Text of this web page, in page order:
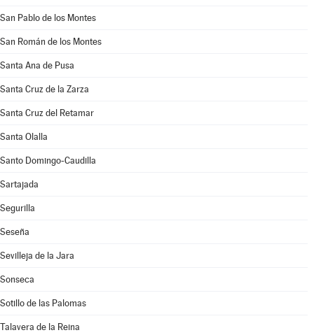
San Pablo de los Montes
San Román de los Montes
Santa Ana de Pusa
Santa Cruz de la Zarza
Santa Cruz del Retamar
Santa Olalla
Santo Domingo-Caudilla
Sartajada
Segurilla
Seseña
Sevilleja de la Jara
Sonseca
Sotillo de las Palomas
Talavera de la Reina